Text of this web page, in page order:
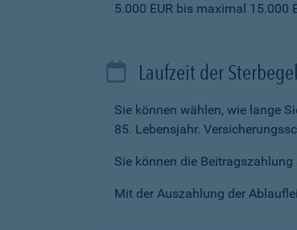
5.000 EUR bis maximal 15.000
Laufzeit der
Sie können wählen, wie lange
85. Lebensjahr.
Sie können die
Mit der Auszahlung der